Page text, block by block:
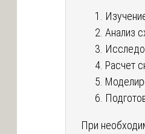
Анализ
Расчет
При